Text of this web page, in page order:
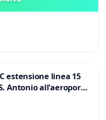
estensione linea 15
Antonio all'aeroporto